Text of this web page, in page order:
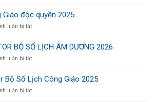
cầu
Giáo
2026
VECTOR
BỘ
SỐ
ÂM
DƯƠNG
2027
Giáo độc quyền 2025
luận bị tắtở
Công
Giáo
độc
2025
BỘ SỐ LỊCH ÂM DƯƠNG 2026
luận bị tắtở
BỘ
SỐ
Bộ Số Lịch Công Giáo 2025
luận bị tắtở